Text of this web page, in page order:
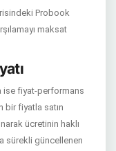
Probook
maksat
ise fiyat-performans
bir fiyatla satın
ücretinin haklı
sürekli güncellenen